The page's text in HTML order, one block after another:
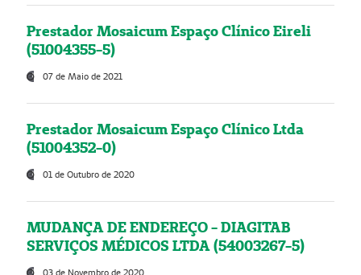
Prestador Mosaicum Espaço Clínico Eireli
(51004355-5)
07 de Maio de 2021
Prestador Mosaicum Espaço Clínico Ltda
(51004352-0)
01 de Outubro de 2020
MUDANÇA DE ENDEREÇO - DIAGITAB
SERVIÇOS MÉDICOS LTDA (54003267-5)
03 de Novembro de 2020